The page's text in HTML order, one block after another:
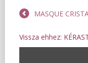
MASQUE
Vissza ehhez: